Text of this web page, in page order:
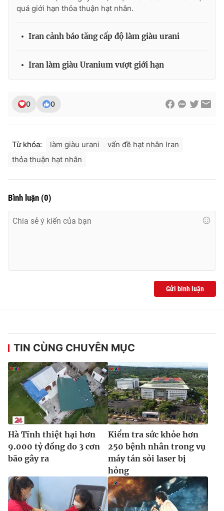
Cơ quan báo chí:
Thời báo VTV
cấp ngày 29/12/2023
Nguyễn Trọng Ninh
Tổng đài VTV: 024.38 355 931 - 024.38 355 932
® Cấm sao chép dưới mọi hình thức nếu không có sự chấp
thuận bằng văn bản. Ghi rõ nguồn VTV.vn khi phát hành lại
thông tin từ website này.
quá giới hạn thỏa thuận hạt nhân.
Iran cảnh báo tăng cấp độ làm giàu urani
Iran làm giàu Uranium vượt giới hạn
0 0
Từ khóa: làm giàu urani
vấn đề hạt nhân Iran
thỏa thuận hạt nhân
Bình luận (0)
Gửi bình luận
TIN CÙNG CHUYÊN MỤC
Hà Tĩnh thiệt hại hơn
9.000 tỷ đồng do 3 cơn
bão gây ra
Kiểm tra sức khỏe hơn
250 bệnh nhân trong vụ
máy tán sỏi laser bị
hỏng